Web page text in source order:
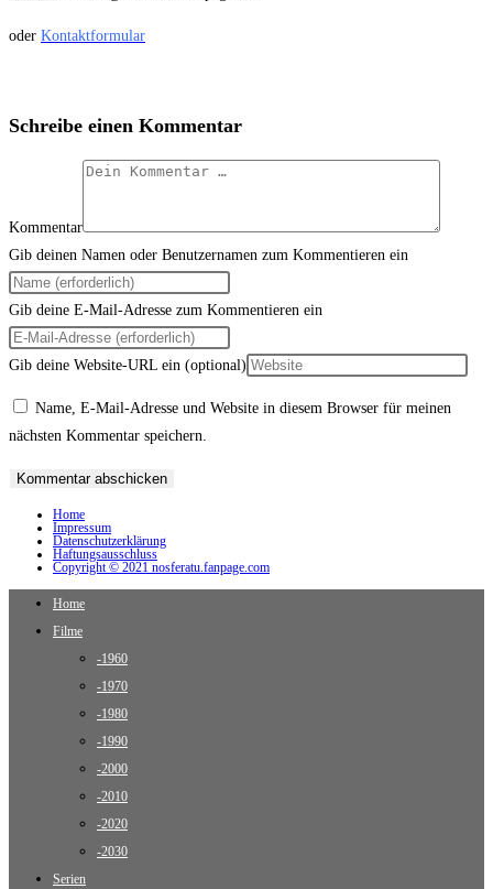
oder Kontaktformular
Schreibe einen Kommentar
Kommentar
Gib deinen Namen oder Benutzernamen zum Kommentieren ein
Gib deine E-Mail-Adresse zum Kommentieren ein
Gib deine Website-URL ein (optional)
Name, E-Mail-Adresse und Website in diesem Browser für meinen
nächsten Kommentar speichern.
Home
Impressum
Datenschutzerklärung
Haftungsausschluss
Copyright © 2021 nosferatu.fanpage.com
Home
Filme
-1960
-1970
-1980
-1990
-2000
-2010
-2020
-2030
Serien